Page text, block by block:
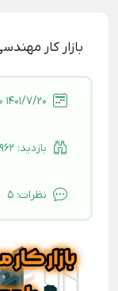
بازار کار
بازدید:962
نظرات:5